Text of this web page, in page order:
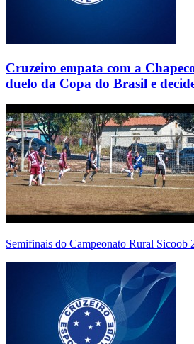
Cruzeiro empata com a
duelo da Copa do Brasil e
Semifinais do Campeonato Rural Sicoob